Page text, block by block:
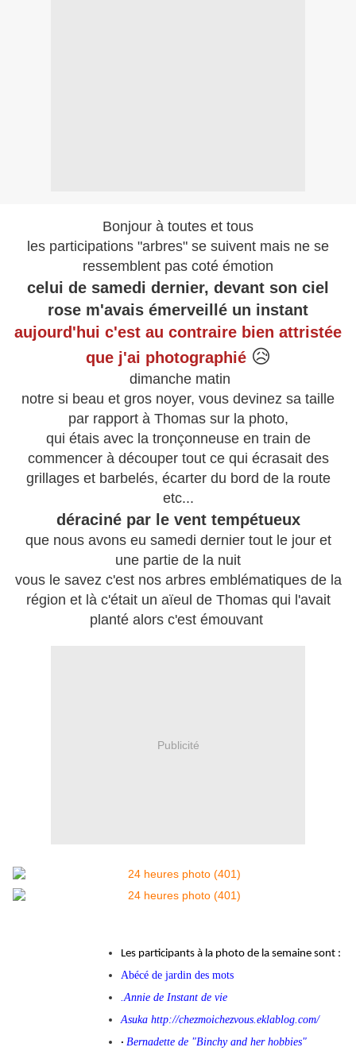
Bonjour à toutes et tous
les participations "arbres" se suivent mais ne se
ressemblent pas coté émotion
celui de samedi dernier, devant son ciel
rose m'avais émerveillé un instant
aujourd'hui c'est au contraire bien attristée
que j'ai photographié 😥
dimanche matin
notre si beau et gros noyer, vous devinez sa taille
par rapport à Thomas sur la photo,
qui étais avec la tronçonneuse en train de
commencer à découper tout ce qui écrasait des
grillages et barbelés, écarter du bord de la route
etc...
déraciné par le vent tempétueux
que nous avons eu samedi dernier tout le jour et
une partie de la nuit
vous le savez c'est nos arbres emblématiques de la
région et là c'était un aïeul de Thomas qui l'avait
planté alors c'est émouvant
Publicité
Les participants à la photo de la semaine sont :
Abécé de jardin des mots
.Annie de Instant de vie
Asuka http://chezmoichezvous.eklablog.com/
· Bernadette de "Binchy and her hobbies"